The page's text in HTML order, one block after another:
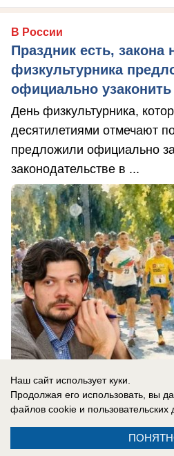
В России
Праздник есть, закона
физкультурника
официально узаконить
День физкультурника,
десятилетиями отмечают
предложили официально
законодательстве в ...
08.08.2026
Наш сайт использует куки.
Продолжая его использовать, вы
файлов cookie и пользовательских